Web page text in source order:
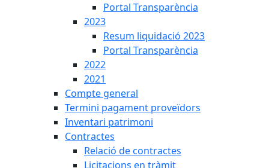
Portal Transparència
2023
Resum liquidació 2023
Portal Transparència
2022
2021
Compte general
Termini pagament proveïdors
Inventari patrimoni
Contractes
Relació de contractes
Licitacions en tràmit